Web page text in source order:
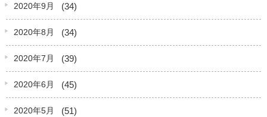
2020年9月 (34)
2020年8月 (34)
2020年7月 (39)
2020年6月 (45)
2020年5月 (51)